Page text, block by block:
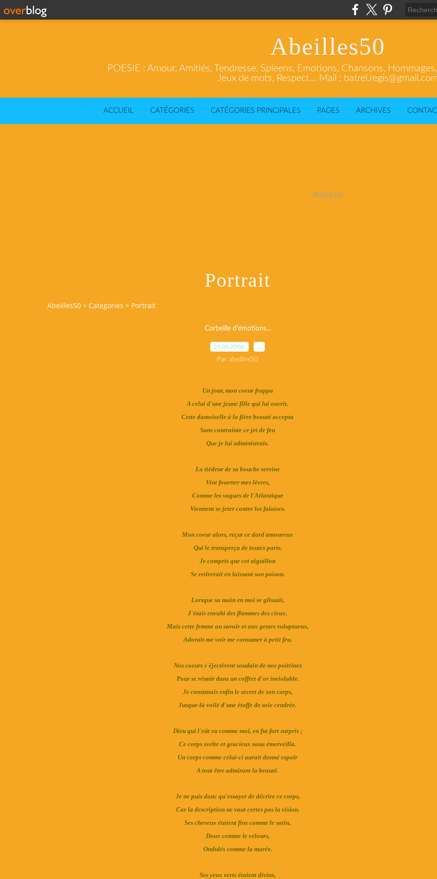
Abeilles50
POESIE : Amour, Amitiés, Tendresse, Spleens, Emotions, Chansons,
Jeux de mots, Respect... Mail :
ACCUEIL CATÉGORIES CATÉGORIES PRINCIPALES PAGES ARCHIVES
Publicité
Portrait
Abeilles50 > Categories > Portrait
Corbeille d'émotions...
25.06.2008
Par abeilles50
Un jour, mon coeur frappa
A celui d'une jeune fille qui lui ouvrit.
Cette damoiselle à la fière beauté accepta
Sans contrainte ce jet de feu
Que je lui administrais.
La tiédeur de sa bouche sereine
Vint fouetter mes lèvres,
Comme les vagues de l'Atlantique
Viennent se jeter contre les falaises.
Mon coeur alors, reçut ce dard amoureux
Qui le transperça de toutes parts.
Je compris que cet aiguillon
Se retirerait en laissant son poison.
Lorsque sa main en moi se glissait,
J'étais envahi des flammes des cieux.
Mais cette femme au savoir et aux gestes voluptueux,
Adorait me voir me consumer à petit feu.
Nos coeurs s'éjectèrent soudain de nos poitrines
Pour se réunir dans un coffret d'or inviolable.
Je constatais enfin le secret de son corps,
Jusque-là voilé d'une étoffe de soie cendrée.
Dieu qui l'eût vu comme moi, en fut fort surpris ;
Ce corps svelte et gracieux nous émerveilla.
Un corps comme celui-ci aurait donné espoir
A tout être admirant la beauté.
Je ne puis donc qu'essayer de décrire ce corps,
Car la description ne vaut certes pas la vision.
Ses cheveux étaient fins comme le satin,
Doux comme le velours,
Ondulés comme la marée.
Ses yeux verts étaient divins,